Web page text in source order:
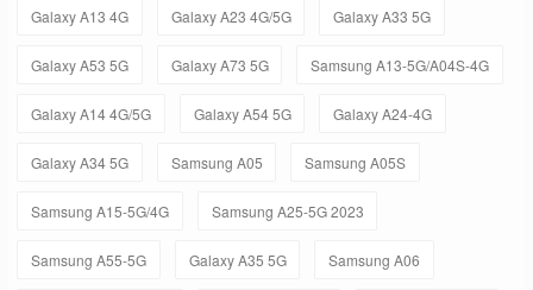
Galaxy A13 4G Galaxy A23 4G/5G Galaxy A33 5G
Galaxy A53 5G Galaxy A73 5G Samsung A13-5G/A04S-4G
Galaxy A14 4G/5G Galaxy A54 5G Galaxy A24-4G
Galaxy A34 5G Samsung A05 Samsung A05S
Samsung A15-5G/4G Samsung A25-5G 2023
Samsung A55-5G Galaxy A35 5G Samsung A06